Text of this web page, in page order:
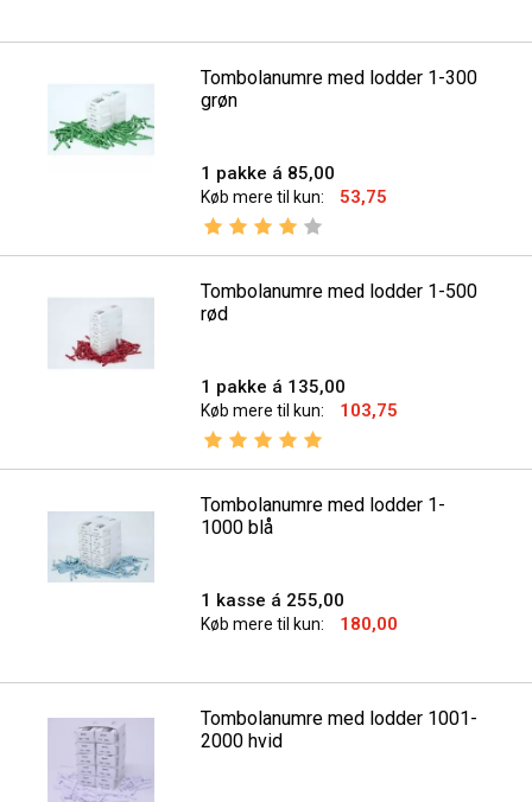
Tombolanumre med lodder 1-300
grøn
1 pakke á 85,00
Køb mere til kun: 53,75
Vurdering:
Tombolanumre med lodder 1-500
rød
1 pakke á 135,00
Køb mere til kun: 103,75
Vurdering:
Tombolanumre med lodder 1-
1000 blå
1 kasse á 255,00
Køb mere til kun: 180,00
Tombolanumre med lodder 1001-
2000 hvid